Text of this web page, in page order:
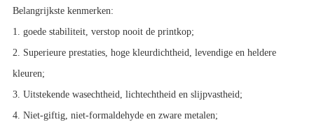
Belangrijkste kenmerken:
1. goede stabiliteit, verstop nooit de printkop;
2. Superieure prestaties, hoge kleurdichtheid, levendige en heldere
kleuren;
3. Uitstekende wasechtheid, lichtechtheid en slijpvastheid;
4. Niet-giftig, niet-formaldehyde en zware metalen;